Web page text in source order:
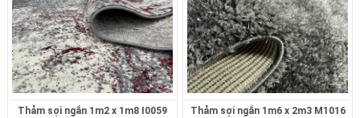
Thảm sợi ngắn 1m2 x 1m8 I0059 Thảm sợi ngắn 1m6 x 2m3 M1016